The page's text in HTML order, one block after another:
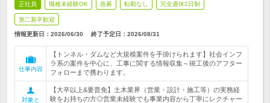
正社員 職種未経験OK 急募 転勤なし 完全週休2日制
第二新卒歓迎
情報更新日：2026/06/30 終了予定日： 2026/08/31
仕事内容
【トンネル・ダムなど大規模案件を手掛けられます】社会インフ
ラ系の案件を中心に、工事に関する情報収集～竣工後のアフター
フォローまで携わります。
対象と
【大卒以上&要普免】土木業界（営業・設計・施工等）の実務経
験をお持ちの方◎営業未経験でも事業内容から丁寧にレクチャー